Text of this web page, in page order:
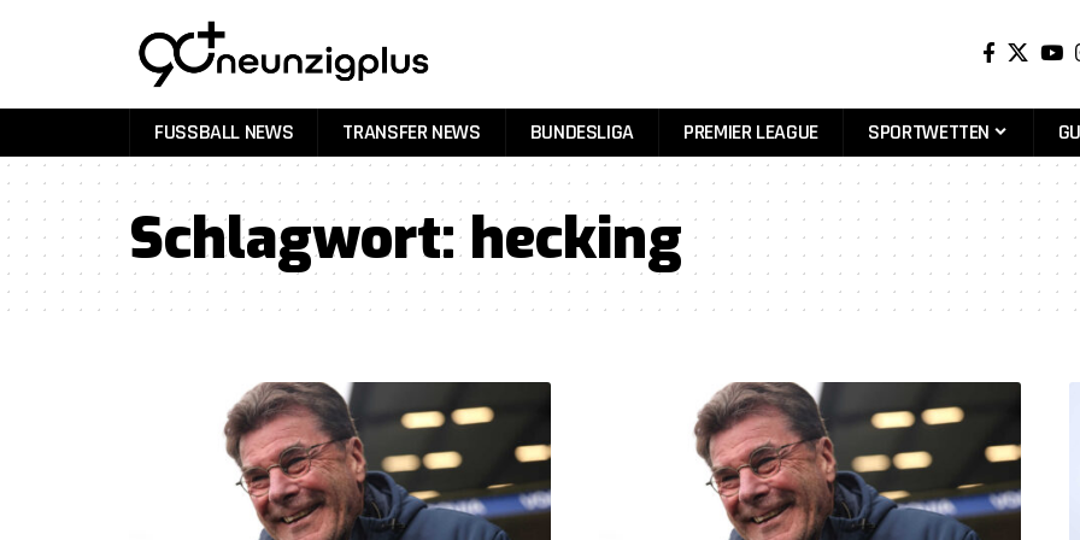
FUSSBALL NEWS TRANSFER NEWS BUNDESLIGA PREMIER LEAGUE SPORTWETTEN
Schlagwort:hecking